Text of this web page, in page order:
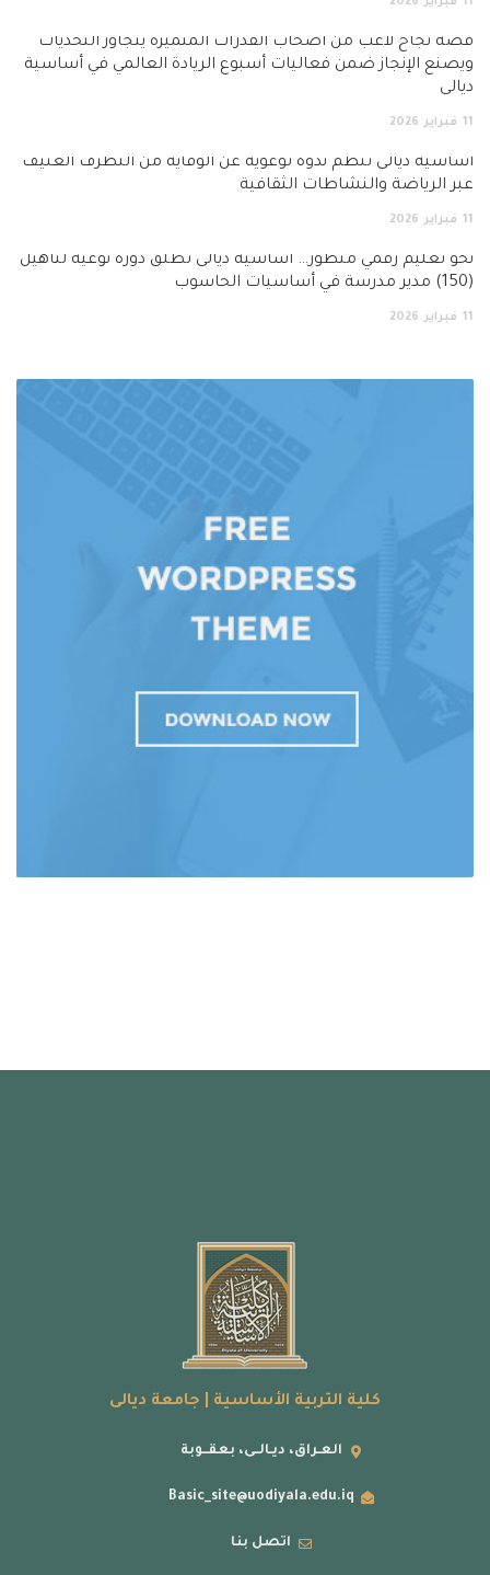
11 فبراير 2026
قصة نجاح لاعب من أصحاب القدرات المتميزة يتجاوز التحديات
ويصنع الإنجاز ضمن فعاليات أسبوع الريادة العالمي في أساسية
ديالى
11 فبراير 2026
أساسية ديالى تنظم ندوة توعوية عن الوقاية من التطرف العنيف
عبر الرياضة والنشاطات الثقافية
11 فبراير 2026
نحو تعليم رقمي متطور… اساسية ديالى تطلق دورة نوعية لتأهيل
(150) مدير مدرسة في أساسيات الحاسوب
11 فبراير 2026
كلية التربية الأساسية | جامعة ديالى
العـراق، ديـالــى، بعقــوبة
Basic_site@uodiyala.edu.iq
اتصل بنا